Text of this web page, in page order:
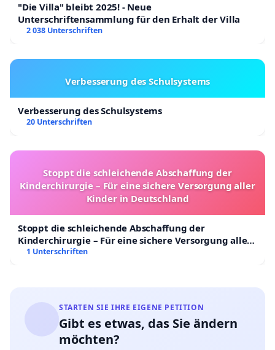
"Die Villa" bleibt 2025! - Neue
Unterschriftensammlung für den Erhalt der Villa
2 038 Unterschriften
Verbesserung des Schulsystems
Verbesserung des Schulsystems
20 Unterschriften
Stoppt die schleichende Abschaffung der
Kinderchirurgie – Für eine sichere Versorgung aller
Kinder in Deutschland
Stoppt die schleichende Abschaffung der
Kinderchirurgie – Für eine sichere Versorgung aller
Kinder in Deutschland
1 Unterschriften
STARTEN SIE IHRE EIGENE PETITION
Gibt es etwas, das Sie ändern
möchten?